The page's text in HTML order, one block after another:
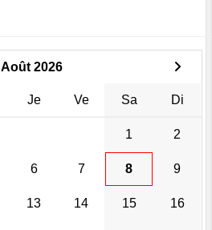
Août 2026
Je Ve Sa Di
1 2
6 7 8 9
13 14 15 16